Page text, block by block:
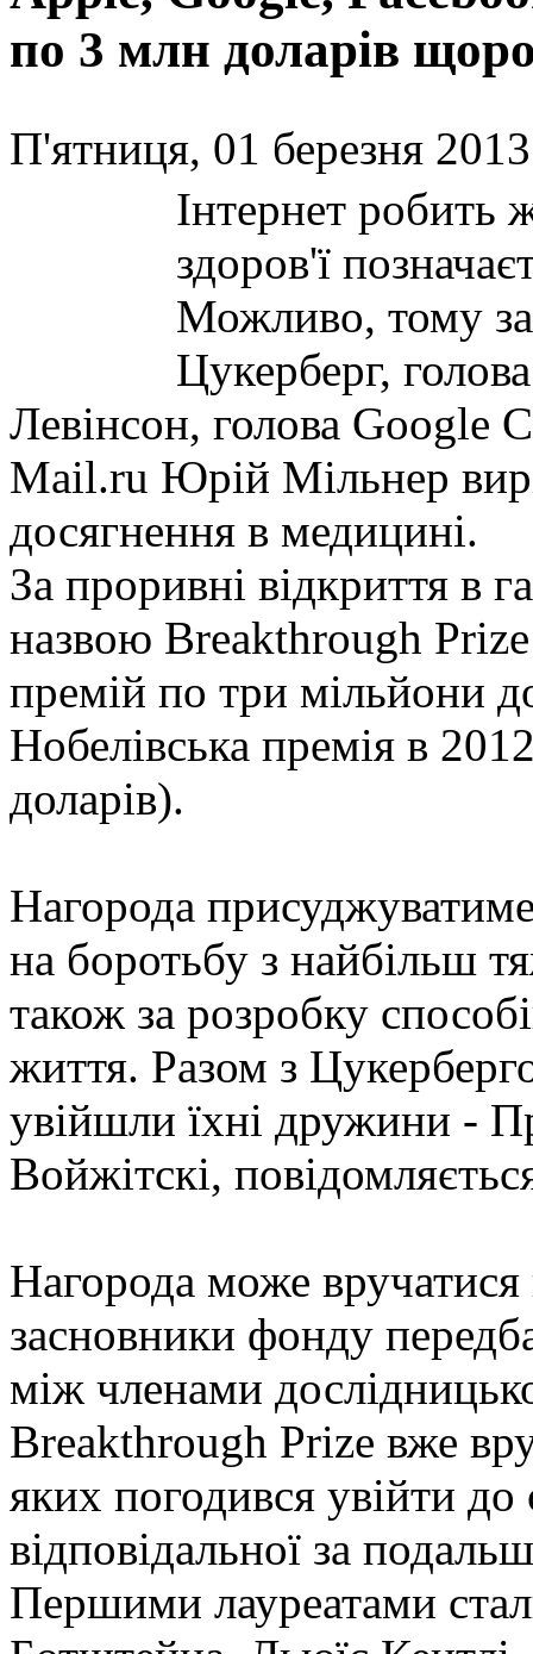
по 3 млн доларів
П'ятниця, 01 березня
Інтернет робить
здоров'ї
Можливо, тому
Цукерберг,
Левінсон, голова Google
Mail.ru Юрій Мільнер
досягнення в медицині.
За проривні відкриття в
назвою Breakthrough
премій по три мільйони
Нобелівська премія в
доларів).
Нагорода
на боротьбу з найбільш
також за розробку
життя. Разом з
увійшли їхні дружини -
Войжітскі,
Нагорода може
засновники фонду
між членами
Breakthrough Prize вже
яких погодився увійти до
відповідальної за
Першими лауреатами